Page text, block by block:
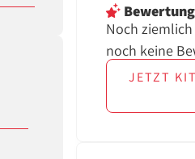
Noch
noch keine
JETZT